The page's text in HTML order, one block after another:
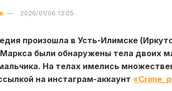
2026/01/06 13:05
произошла в Усть-Илимске
были обнаружены тела двоих
На телах имелись
на инстаграм-аккаунт